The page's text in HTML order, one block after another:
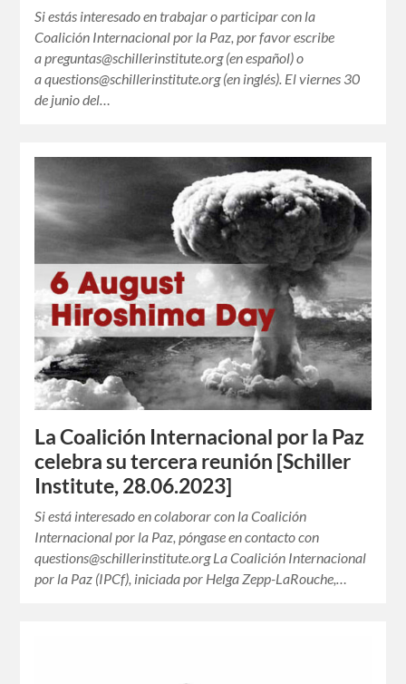
Si estás interesado en trabajar o participar con la
Coalición Internacional por la Paz, por favor escribe
a preguntas@schillerinstitute.org (en español) o
a questions@schillerinstitute.org (en inglés). El viernes 30
de junio del…
La Coalición Internacional por la Paz
celebra su tercera reunión [Schiller
Institute, 28.06.2023]
Si está interesado en colaborar con la Coalición
Internacional por la Paz, póngase en contacto con
questions@schillerinstitute.org La Coalición Internacional
por la Paz (IPCf), iniciada por Helga Zepp-LaRouche,…